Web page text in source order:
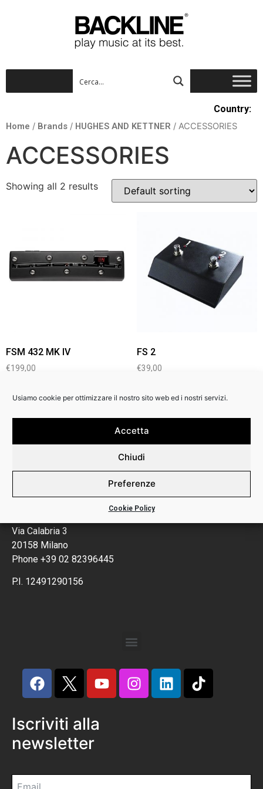
Usiamo cookie per ottimizzare il nostro sito web ed i nostri servizi.
Accetta
Chiudi
Preferenze
Cookie Policy
Country:
Home / Brands / HUGHES AND KETTNER / ACCESSORIES
ACCESSORIES
Showing all 2 results
FSM 432 MK IV
€199,00
FS 2
€39,00
Via Calabria 3
20158 Milano
Phone +39 02 82396445
P.I. 12491290156
Iscriviti alla
newsletter